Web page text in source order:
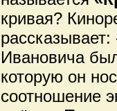
кривая?
Ивановича
которую он
соотношение